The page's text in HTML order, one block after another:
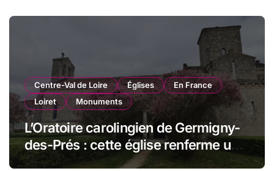
Centre-Val de Loire Églises
En France
Loiret
Monuments
L’Oratoire carolingien de Germigny-
des-Prés : cette église renferme une
magnifique mosaïque carolingienne